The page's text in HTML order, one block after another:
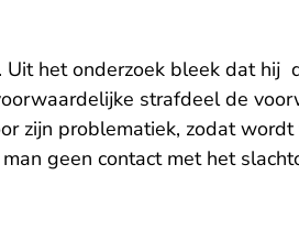
het onderzoek bleek dat hij
strafdeel de
zijn problematiek, zodat
geen contact met het